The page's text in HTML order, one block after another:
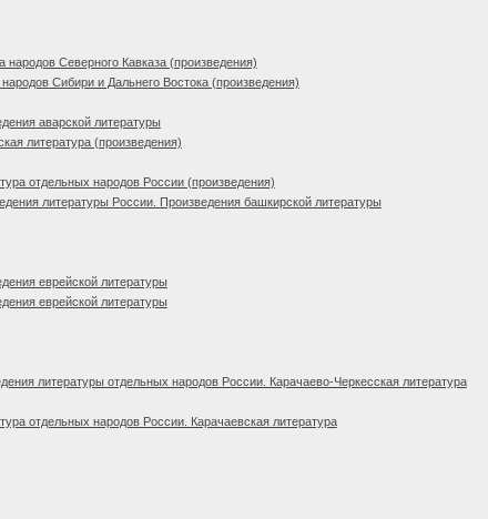
народов Северного Кавказа (произведения)
Сибири и Дальнего Востока (произведения)
аварской литературы
литература (произведения)
отдельных народов России (произведения)
литературы России. Произведения башкирской литературы
еврейской литературы
еврейской литературы
литературы отдельных народов России. Карачаево-Черкесская литература
отдельных народов России. Карачаевская литература